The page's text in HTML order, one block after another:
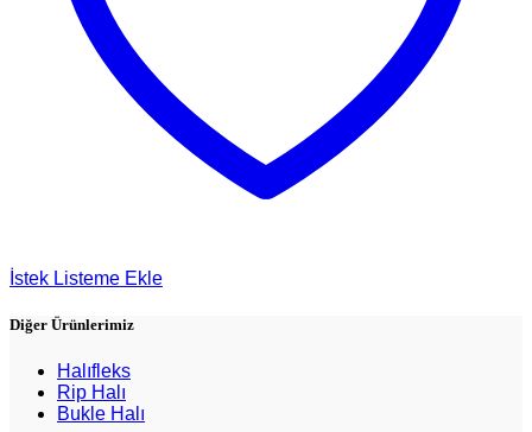
İstek Listeme Ekle
Diğer Ürünlerimiz
Halıfleks
Rip Halı
Bukle Halı